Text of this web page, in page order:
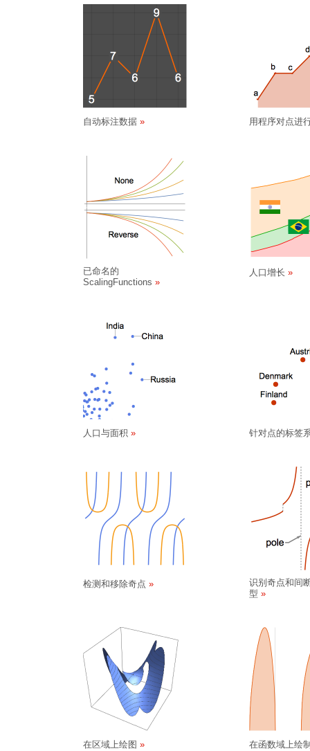
自动标注数据 用程序对点进
已命名的
ScalingFunctions
人口增长
人口与面积 针对点的标签
检测和移除奇点
识别奇点和间
型
在区域上绘图 在函数域上绘